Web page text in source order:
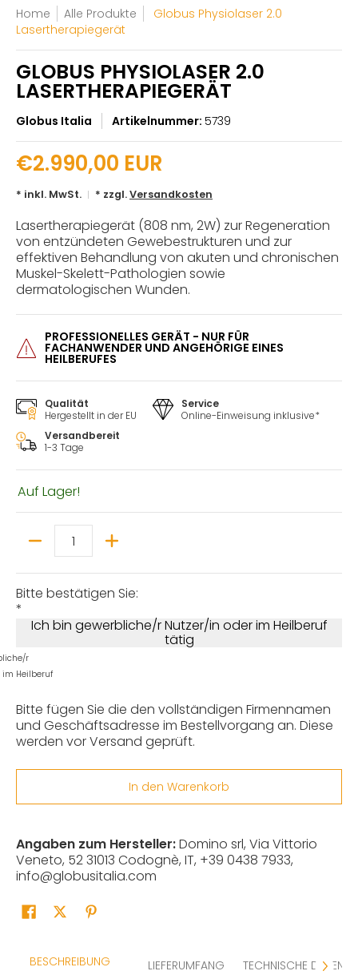
Home Alle Produkte
Globus Physiolaser 2.0
Lasertherapiegerät
GLOBUS PHYSIOLASER 2.0
LASERTHERAPIEGERÄT
Globus Italia Artikelnummer: 5739
€2.990,00 EUR
* inkl. MwSt. * zzgl.Versandkosten
Lasertherapiegerät (808 nm, 2W) zur Regeneration
von entzündeten Gewebestrukturen und zur
effektiven Behandlung von akuten und chronischen
Muskel-Skelett-Pathologien sowie
dermatologischen Wunden.
PROFESSIONELLES GERÄT - NUR FÜR
FACHANWENDER UND ANGEHÖRIGE EINES
HEILBERUFES
Qualität
Hergestellt in der EU
Service
Online-Einweisung inklusive*
Versandbereit
1-3 Tage
Auf Lager!
Bitte bestätigen Sie:
*
Ich bin gewerbliche/r Nutzer/in oder im Heilberuf
tätig
r
Heilberuf
Bitte fügen Sie die den vollständigen Firmennamen
und Geschäftsadresse im Bestellvorgang an. Diese
werden vor Versand geprüft.
In den Warenkorb
Angaben zum Hersteller:Domino srl, Via Vittorio
Veneto, 52 31013 Codognè, IT, +39 0438 7933,
info@globusitalia.com
BESCHREIBUNG LIEFERUMFANG TECHNISCHE DATEN